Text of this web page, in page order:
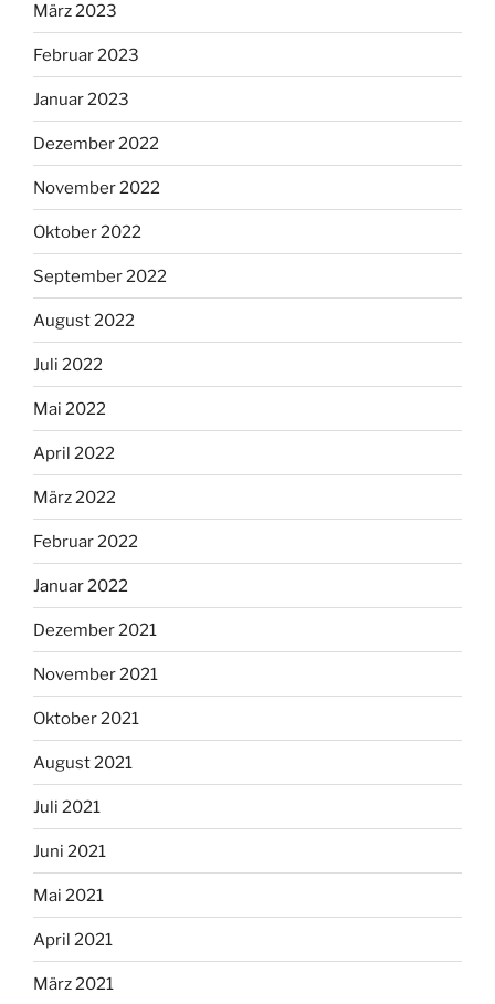
März 2023
Februar 2023
Januar 2023
Dezember 2022
November 2022
Oktober 2022
September 2022
August 2022
Juli 2022
Mai 2022
April 2022
März 2022
Februar 2022
Januar 2022
Dezember 2021
November 2021
Oktober 2021
August 2021
Juli 2021
Juni 2021
Mai 2021
April 2021
März 2021